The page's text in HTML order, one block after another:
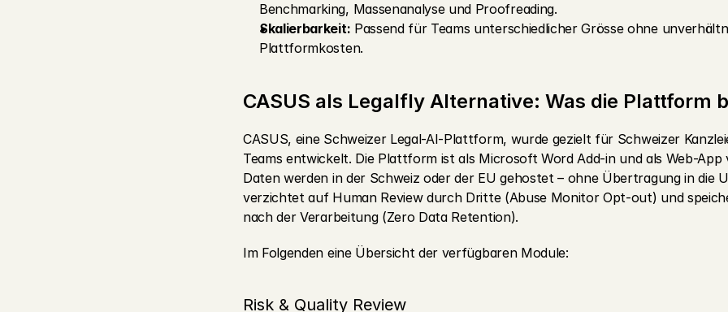
Benchmarking, Massenanalyse und Proofreading.
Skalierbarkeit: Passend für Teams unterschiedlicher Grösse ohne
Plattformkosten.
CASUS als Legalfly Alternative: Was die Plattform
CASUS, eine Schweizer Legal-AI-Plattform, wurde gezielt für Schweizer
Teams entwickelt. Die Plattform ist als Microsoft Word Add-in und als Web-App
Daten werden in der Schweiz oder der EU gehostet – ohne Übertragung in die
verzichtet auf Human Review durch Dritte (Abuse Monitor Opt-out) und
nach der Verarbeitung (Zero Data Retention).
Im Folgenden eine Übersicht der verfügbaren Module:
Risk & Quality Review